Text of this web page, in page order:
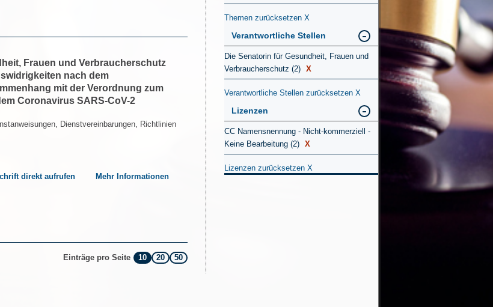
Frauen und Verbraucherschutz
nach dem
mit der Verordnung zum
Coronavirus SARS-CoV-2
Dienstvereinbarungen, Richtlinien
direkt aufrufen Mehr Informationen
Einträge pro Seite 10 20 50
Themen zurücksetzen X
Verantwortliche Stellen
Die Senatorin für Gesundheit, Frauen und
Verbraucherschutz (2) X
Verantwortliche Stellen zurücksetzen X
Lizenzen
CC Namensnennung - Nicht-kommerziell -
Keine Bearbeitung (2) X
Lizenzen zurücksetzen X